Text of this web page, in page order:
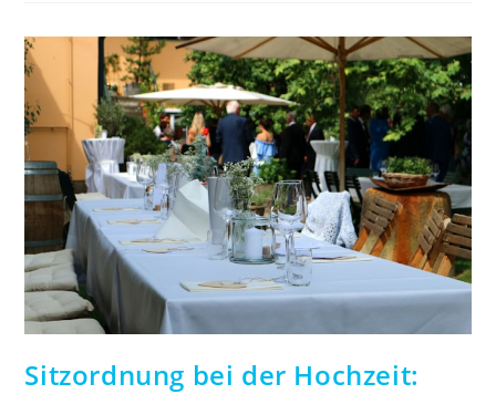
Nächsten
Schritte
Der
Hochzeitsplanung
Sitzordnung bei der Hochzeit: